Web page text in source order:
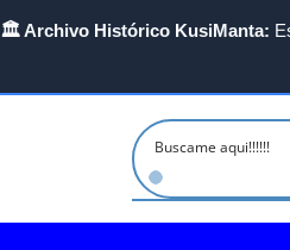
🏛️ Archivo Histórico KusiManta: